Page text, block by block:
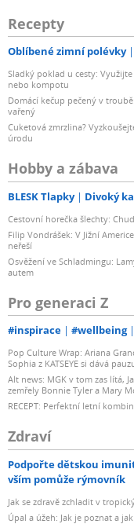
Recepty
Oblíbené zimní polévky
Sladký poklad u cesty:
nebo kompotu
Domácí kečup pečený v
vařený
Cuketová zmrzlina?
úrodu
Hobby a zábava
BLESK Tlapky Divoký
Cestovní horečka šlechty:
Filip Vondrášek: V Jižní
neřeší
Osvěžení ve Schladmingu:
autem
Pro generaci Z
#inspirace #wellbeing
Pop Culture Wrap: Ariana
Sophia z KATSEYE si dává
Alt news: MGK v tom zas lítá,
zemřely Bonnie Tyler a Mary
RECEPT: Perfektní letní
Zdraví
Podpořte dětskou
vším pomůže rýmovník
Jak se zdravě zchladit v
Úpal a úžeh: Jak je poznat a